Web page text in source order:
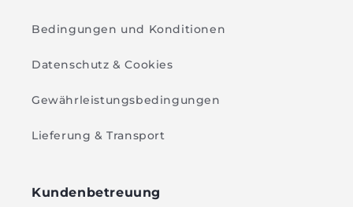
Bedingungen und Konditionen
Datenschutz & Cookies
Gewährleistungsbedingungen
Lieferung & Transport
Kundenbetreuung